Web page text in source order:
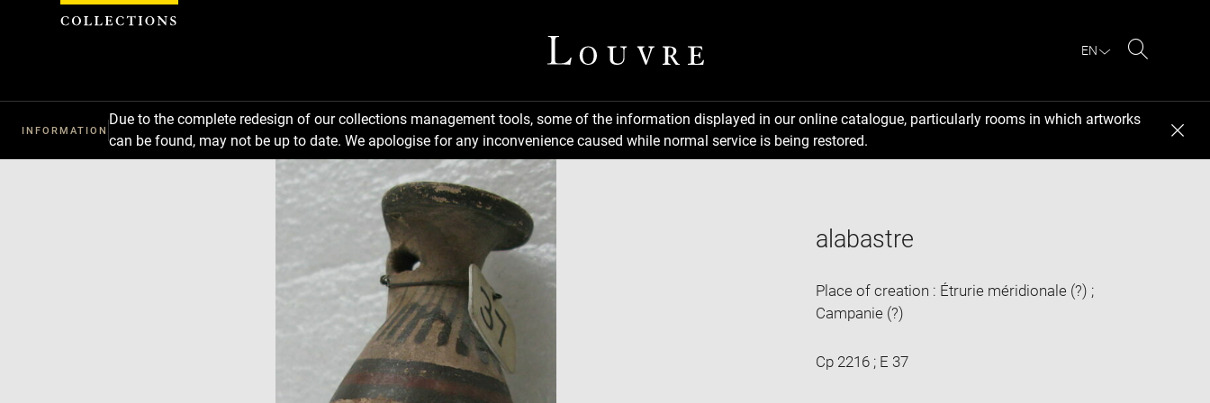
EN
INFORMATION
Due to the complete redesign of our collections management tools, some of the information displayed in our online catalogue, particularly rooms in which artworks
can be found, may not be up to date. We apologise for any inconvenience caused while normal service is being restored.
alabastre
Place of creation : Étrurie méridionale (?) ;
Campanie (?)
Cp 2216 ; E 37
Cookies management panel